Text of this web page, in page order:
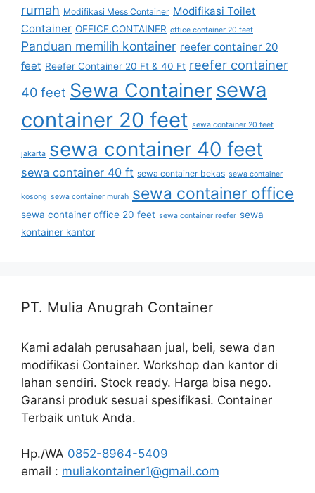
rumah Modifikasi Mess Container Modifikasi Toilet
Container OFFICE CONTAINER office container 20 feet
Panduan memilih kontainer reefer container 20
feet Reefer Container 20 Ft & 40 Ft reefer container
40 feet Sewa Containersewa
container 20 feet sewa container 20 feet
jakarta sewa container 40 feet
sewa container 40 ft sewa container bekas sewa container
kosong sewa container murah sewa container office
sewa container office 20 feet sewa container reefer sewa
kontainer kantor
PT. Mulia Anugrah Container
Kami adalah perusahaan jual, beli, sewa dan
modifikasi Container. Workshop dan kantor di
lahan sendiri. Stock ready. Harga bisa nego.
Garansi produk sesuai spesifikasi. Container
Terbaik untuk Anda.
Hp./WA 0852-8964-5409
email : muliakontainer1@gmail.com